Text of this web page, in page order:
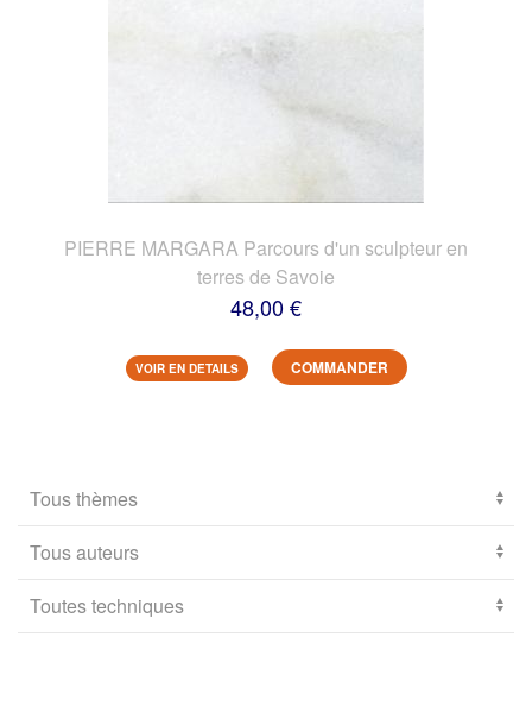
PIERRE MARGARA Parcours d'un sculpteur en
terres de Savoie
48,00 €
VOIR EN DETAILS COMMANDER